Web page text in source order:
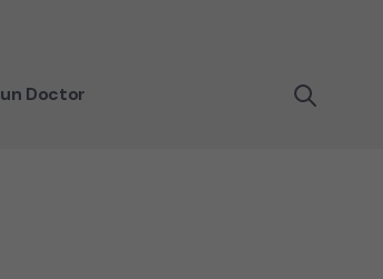
Doctor